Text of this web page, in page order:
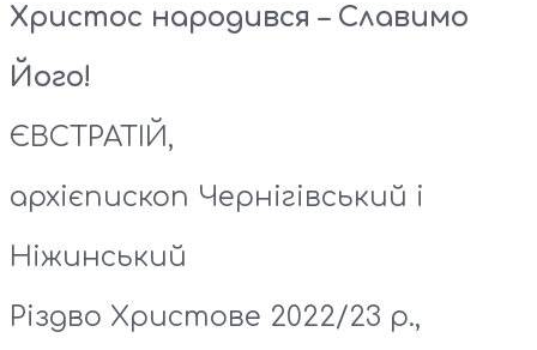
Христос народився – Славимо
Його!
ЄВСТРАТІЙ,
архієпископ Чернігівський і
Ніжинський
Різдво Христове 2022/23 р.,